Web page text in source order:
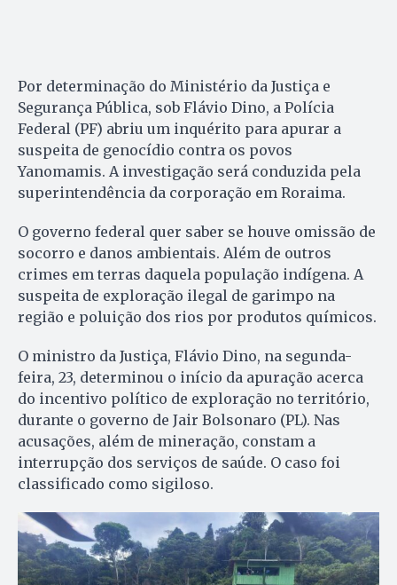
Por determinação do Ministério da Justiça e
Segurança Pública, sob Flávio Dino, a Polícia
Federal (PF) abriu um inquérito para apurar a
suspeita de genocídio contra os povos
Yanomamis. A investigação será conduzida pela
superintendência da corporação em Roraima.
O governo federal quer saber se houve omissão de
socorro e danos ambientais. Além de outros
crimes em terras daquela população indígena. A
suspeita de exploração ilegal de garimpo na
região e poluição dos rios por produtos químicos.
O ministro da Justiça, Flávio Dino, na segunda-
feira, 23, determinou o início da apuração acerca
do incentivo político de exploração no território,
durante o governo de Jair Bolsonaro (PL). Nas
acusações, além de mineração, constam a
interrupção dos serviços de saúde. O caso foi
classificado como sigiloso.